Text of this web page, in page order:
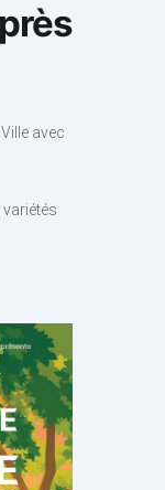
avec